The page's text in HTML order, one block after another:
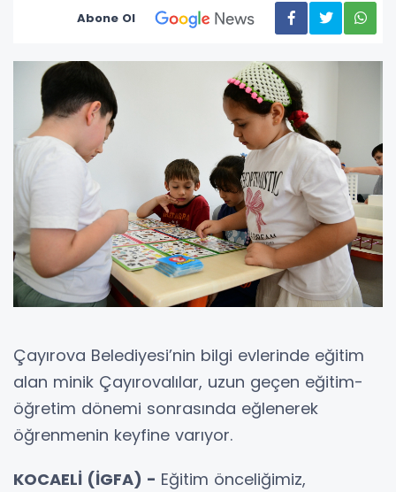
Abone Ol
Çayırova Belediyesi’nin bilgi evlerinde eğitim
alan minik Çayırovalılar, uzun geçen eğitim-
öğretim dönemi sonrasında eğlenerek
öğrenmenin keyfine varıyor.
KOCAELİ (İGFA) - Eğitim önceliğimiz,